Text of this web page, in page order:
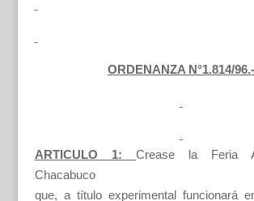
ORDENANZA N°1.814/96.-
ARTICULO 1: Crease la Feria
Chacabuco
que, a título experimental funcionará